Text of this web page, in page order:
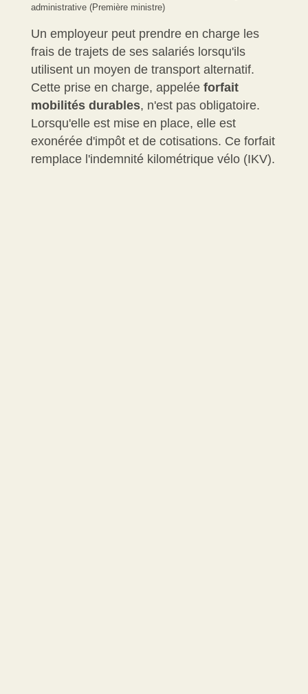
administrative (Première ministre)
Un employeur peut prendre en charge les
frais de trajets de ses salariés lorsqu'ils
utilisent un moyen de transport alternatif.
Cette prise en charge, appelée forfait
mobilités durables, n'est pas obligatoire.
Lorsqu'elle est mise en place, elle est
exonérée d'impôt et de cotisations. Ce forfait
remplace l'indemnité kilométrique vélo (IKV).